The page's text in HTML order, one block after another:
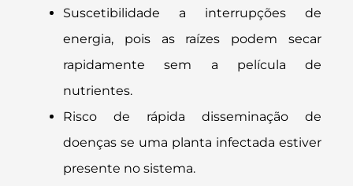
Suscetibilidade a interrupções de
energia, pois as raízes podem secar
rapidamente sem a película de
nutrientes.
Risco de rápida disseminação de
doenças se uma planta infectada estiver
presente no sistema.